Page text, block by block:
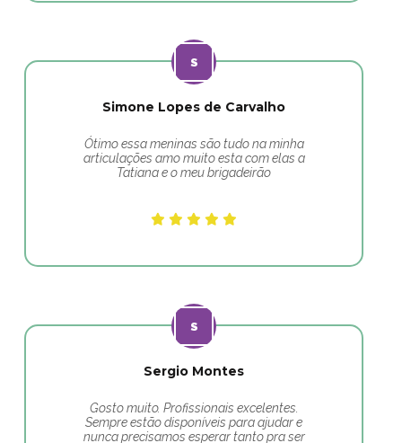
Simone Lopes de Carvalho
Ótimo essa meninas são tudo na minha
articulações amo muito esta com elas a
Tatiana e o meu brigadeirão
Sergio Montes
Gosto muito. Profissionais excelentes.
Sempre estão disponíveis para ajudar e
nunca precisamos esperar tanto pra ser